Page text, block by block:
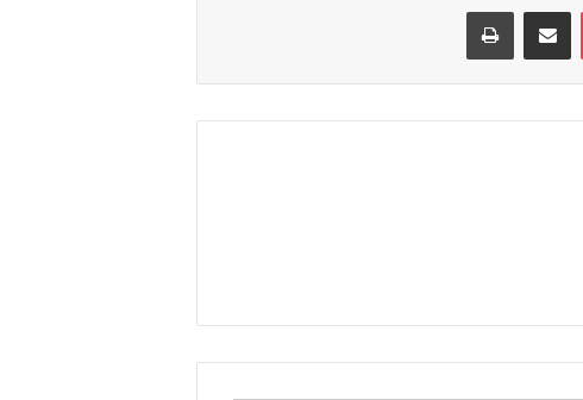
‫Pocket مشاركة عبر البريد طباعة